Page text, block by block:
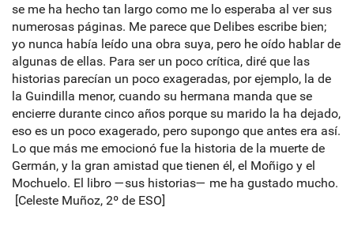
se me ha hecho tan largo como me lo esperaba al ver sus
numerosas páginas. Me parece que Delibes escribe bien;
yo nunca había leído una obra suya, pero he oído hablar de
algunas de ellas. Para ser un poco crítica, diré que las
historias parecían un poco exageradas, por ejemplo, la de
la Guindilla menor, cuando su hermana manda que se
encierre durante cinco años porque su marido la ha dejado,
eso es un poco exagerado, pero supongo que antes era así.
Lo que más me emocionó fue la historia de la muerte de
Germán, y la gran amistad que tienen él, el Moñigo y el
Mochuelo. El libro —sus historias— me ha gustado mucho.
[Celeste Muñoz, 2º de ESO]